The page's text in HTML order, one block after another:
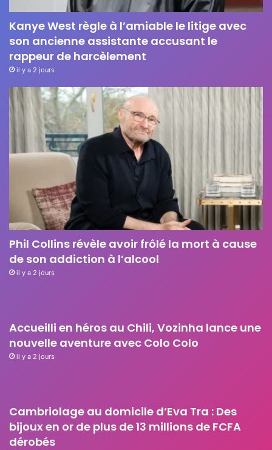
Kanye West règle à l’amiable le litige avec
son ancienne assistante accusant le
rappeur de harcèlement
il y a 2 jours
Phil Collins révèle avoir frôlé la mort à cause
de son addiction à l’alcool
il y a 2 jours
Accueilli en héros au Chili, Vozinha lance une
nouvelle aventure avec Colo Colo
il y a 2 jours
Cambriolage au domicile d’Eva Tra : Des
bijoux en or de plus de 13 millions de FCFA
dérobés